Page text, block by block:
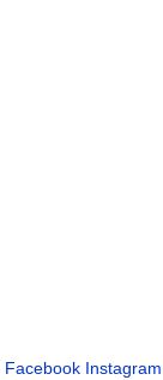
Facebook Instagram